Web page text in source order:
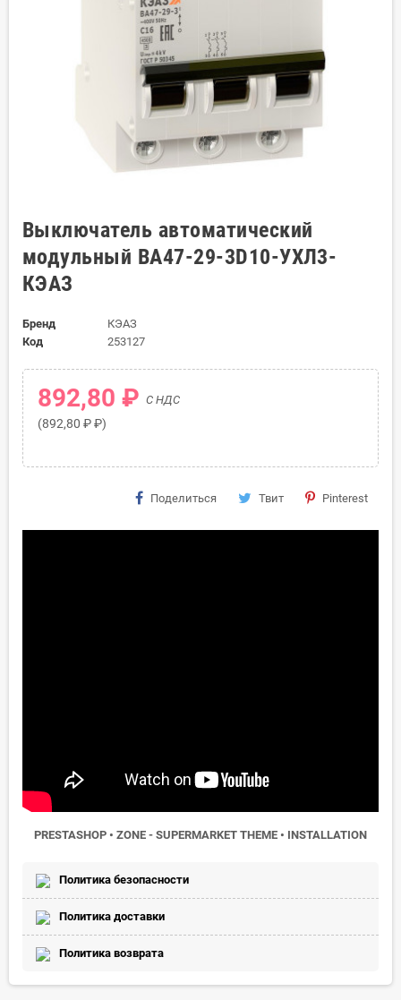
Выключатель автоматический
модульный ВА47-29-3D10-УХЛ3-
КЭАЗ
Бренд
КЭАЗ
Код
253127
892,80 ₽ С НДС
(892,80 ₽ ₽)
Поделиться Твит Pinterest
PRESTASHOP • ZONE - SUPERMARKET THEME • INSTALLATION
Политика безопасности
Политика доставки
Политика возврата